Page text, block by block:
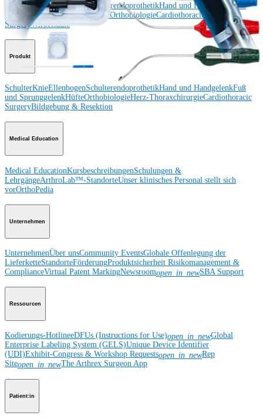
SchulterKnieEllenbogenSchulterendoprothetikHand und HandgelenkFuß
und SprunggelenkTraumaHüfteOrthobiologieCardiothoracic
SurgeryWirbelsäule
Produkt
SchulterKnieEllenbogenSchulterendoprothetikHand und HandgelenkFuß
und SprunggelenkHüfteOrthobiologieHerz-ThoraxchirurgieCardiothoracic
SurgeryBildgebung & Resektion
Medical Education
Medical EducationKursbeschreibungenSchulungen &
LehrgängeArthroLab™-StandorteUnser klinisches Personal stellt sich
vorOrthoPedia
Unternehmen
UnternehmenÜber unsCommunity EventsGlobale Offenlegung der
LieferketteStandorteFörderungProduktsicherheit Risikomanagement &
ComplianceVirtual Patent MarkingNewsroomopen_in_newSBA Support
Ressourcen
Kodierungs-HotlineeDFUs (Instructions for Use)open_in_newGlobal
Enterprise Labeling System (GELS)Unique Device Identifier
(UDI)Exhibit-Congress & Workshop Requestsopen_in_newRep
Siteopen_in_newThe Arthrex Surgeon App
Patient:in